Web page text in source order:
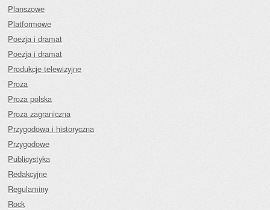
Planszowe
Platformowe
Poezja i dramat
Poezja i dramat
Produkcje telewizyjne
Proza
Proza polska
Proza zagraniczna
Przygodowa i historyczna
Przygodowe
Publicystyka
Redakcyjne
Regulaminy
Rock